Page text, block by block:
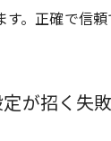
す。正確で信
が招く失